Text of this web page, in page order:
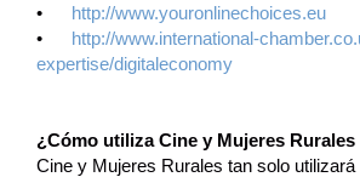
• http://www.youronlinechoices.eu
• http://www.international-
expertise/digitaleconomy
¿Cómo utiliza Cine y Mujeres
Cine y Mujeres Rurales tan solo